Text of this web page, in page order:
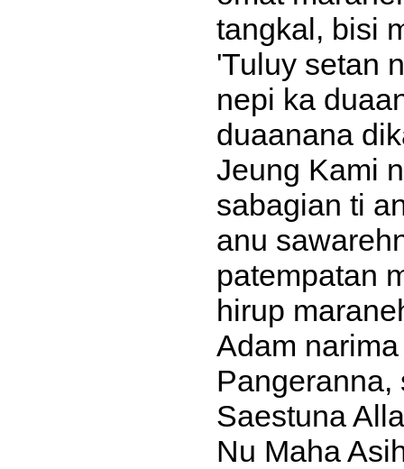
tangkal, bisi
'Tuluy setan
nepi ka
duaanana
Jeung Kami
sabagian ti
anu
patempatan
hirup
Adam
Pangeranna,
Saestuna
Nu Maha